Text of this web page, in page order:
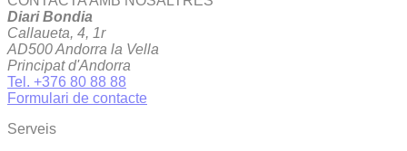
Diari Bondia
Callaueta, 4, 1r
AD500 Andorra la Vella
Principat d'Andorra
Tel. +376 80 88 88
Formulari de contacte
Serveis